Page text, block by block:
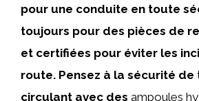
pour une conduite en toute
toujours pour des pièces de
et certifiées pour éviter les
route. Pensez à la sécurité de
circulant avec des ampoules